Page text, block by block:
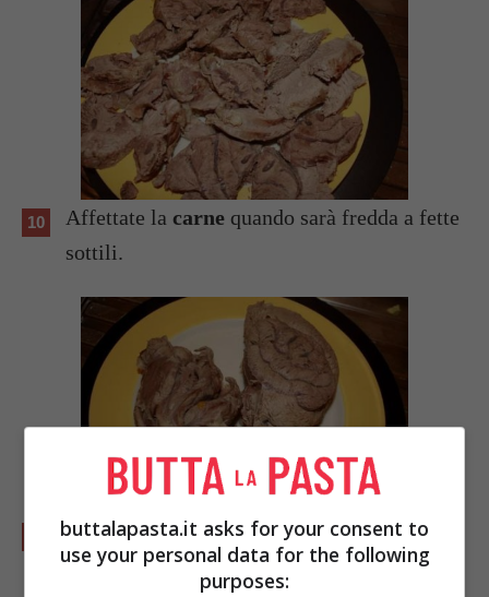
Affettate la carne quando sarà fredda a fette
sottili.
Passate ilbrodoal colino.
buttalapasta.it asks for your consent to
use your personal data for the following
purposes: